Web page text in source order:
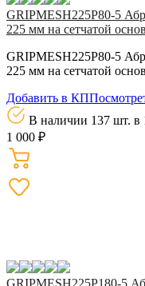
GRIPMESH225P80-5
225 мм на сетчатой
GRIPMESH225P80-5
225 мм на сетчатой
Добавить в КП
В наличии 137 шт. в
1 000 ₽
GRIPMESH225P180-5